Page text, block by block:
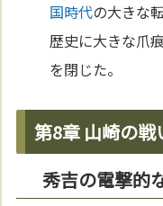
国時代の大きな
歴史に大きな爪
を閉じた。
第8章 山崎の戦
秀吉の電撃的